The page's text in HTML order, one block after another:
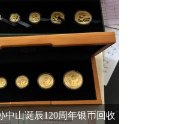
中山诞辰120周年银币回收